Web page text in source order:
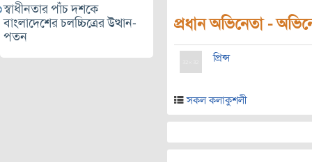
স্বাধীনতার পাঁচ দশকে
বাংলাদেশের চলচ্চিত্রের উত্থান-
পতন
প্রধান অভিনেতা -
প্রিন্স
সকল কলাকুশলী